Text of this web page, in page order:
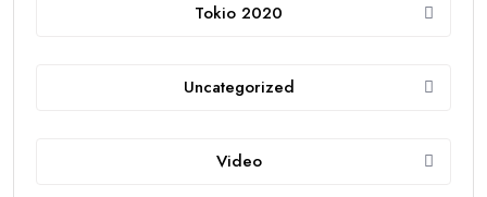
Tokio 2020
Uncategorized
Video